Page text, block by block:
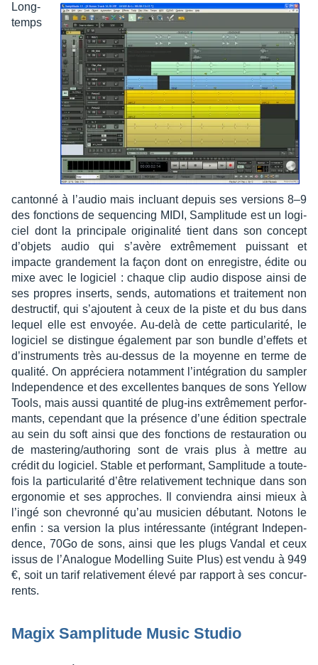
Long­
temps
cantonné à l’au­dio mais incluant depuis ses versions 8–9
des fonc­tions de sequen­cing MIDI, Sampli­tude est un logi­
ciel dont la prin­ci­pale origi­na­lité tient dans son concept
d’objets audio qui s’avère extrê­me­ment puis­sant et
impacte gran­de­ment la façon dont on enre­gistre, édite ou
mixe avec le logi­ciel : chaque clip audio dispose ainsi de
ses propres inserts, sends, auto­ma­tions et trai­te­ment non
destruc­tif, qui s’ajoutent à ceux de la piste et du bus dans
lequel elle est envoyée. Au-delà de cette parti­cu­la­rité, le
logi­ciel se distingue égale­ment par son bundle d’ef­fets et
d’ins­tru­ments très au-dessus de la moyenne en terme de
qualité. On appré­ciera notam­ment l’in­té­gra­tion du sampler
Inde­pen­dence et des excel­lentes banques de sons Yellow
Tools, mais aussi quan­tité de plug-ins extrê­me­ment perfor­
mants, cepen­dant que la présence d’une édition spec­trale
au sein du soft ainsi que des fonc­tions de restau­ra­tion ou
de maste­ring/autho­ring sont de vrais plus à mettre au
crédit du logi­ciel. Stable et perfor­mant, Sampli­tude a toute­
fois la parti­cu­la­rité d’être rela­ti­ve­ment tech­nique dans son
ergo­no­mie et ses approches. Il convien­dra ainsi mieux à
l’ingé son chevronné qu’au musi­cien débu­tant. Notons le
enfin : sa version la plus inté­res­sante (inté­grant Inde­pen­
dence, 70Go de sons, ainsi que les plugs Vandal et ceux
issus de l’Ana­logue Model­ling Suite Plus) est vendu à 949
€, soit un tarif rela­ti­ve­ment élevé par rapport à ses concur­
rents.
Magix Sampli­tude Music Studio